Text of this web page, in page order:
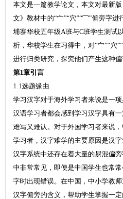
本文是一篇教学论文，本文对最新
文》教材中的“宀”“穴”“冖”偏旁字
埔寨华校五年级A班与C班学生测试
析，华校学生在习得中，对“宀”“穴
进行归类研究，探究他们产生这种偏
第1章引言
1.1选题缘由
学习汉字对于海外学习者来说是一
汉语学习者都会感到学习汉字具有
难写又难认。对于外国学习者来说
学习者，汉字难学的主要原因是汉
汉字系统中还存在着大量的易混偏
中非常常见，即便是中国学生也常
字时出现错误。在中国，中小学教
汉字偏旁的含义，帮助学生掌握一